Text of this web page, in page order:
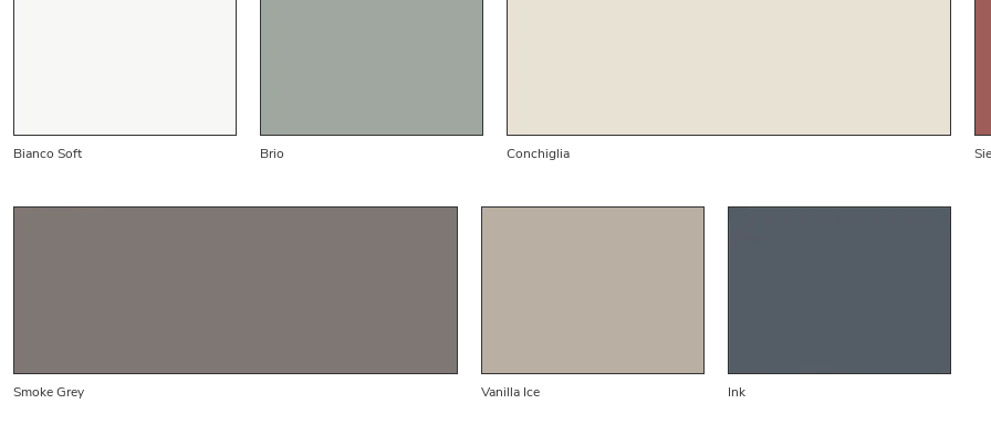
Bianco Soft Brio Conchiglia
Smoke Grey Vanilla Ice Ink